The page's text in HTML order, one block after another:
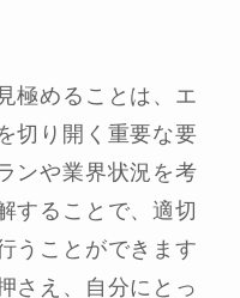
極めることは、エ
切り開く重要な要
ンや業界状況を考
することで、適切
うことができます
さえ、自分にとっ